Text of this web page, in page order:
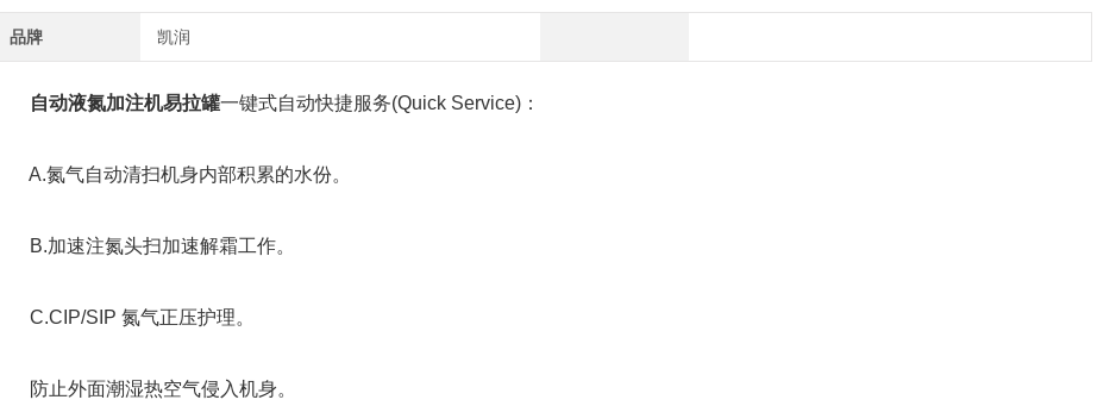
品牌 凯润
自动液氮加注机易拉罐一键式自动快捷服务(Quick Service)：
A.氮气自动清扫机身内部积累的水份。
B.加速注氮头扫加速解霜工作。
C.CIP/SIP 氮气正压护理。
防止外面潮湿热空气侵入机身。